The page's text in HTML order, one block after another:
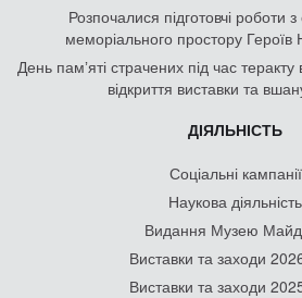
Розпочалися підготовчі роботи
меморіального простору Героїв
День памʼяті страчених під час
відкриття виставки та
ДІЯЛЬНІСТЬ
Соціальні кампанії
Наукова діяльність
Видання Музею
Виставки та заходи
Виставки та заходи